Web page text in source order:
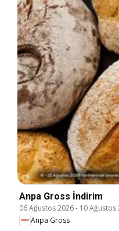
Anpa Gross İndirim
06 Ağustos 2026- 10 Ağustos
Anpa Gross